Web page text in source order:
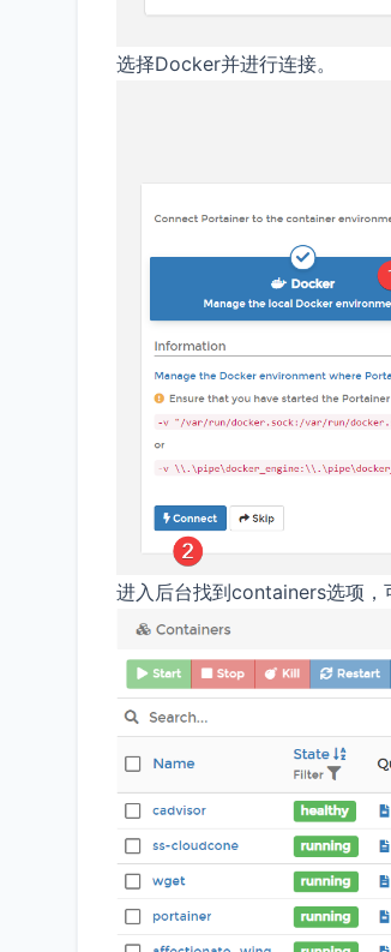
选择Docker并进行连接。
进入后台找到containers选项，